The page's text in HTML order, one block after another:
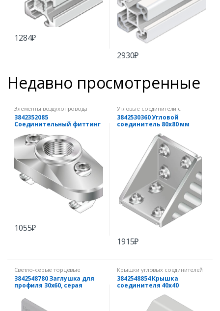
1284₽
2930₽
Недавно просмотренные
Элементы воздухопровода
3842352085
Соединительный фиттинг
1055₽
Угловые соединители с
комплектом крепежа
3842530360 Угловой
соединитель 80х80 мм
1915₽
Светло-серые торцевые
заглушки
3842548780 Заглушка для
профиля 30х60, серая
Крышки угловых соединителей
3842548854 Крышка
соединителя 40х40